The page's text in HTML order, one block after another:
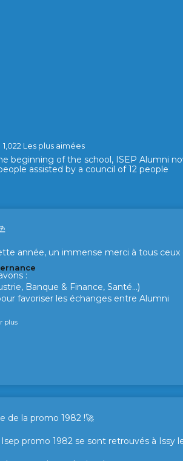
1,022 Les plus aimées
beginning of the school, ISEP Alumni
assisted by a council of 12 people
année, un immense merci à tous
:
Banque & Finance, Santé...)
favoriser les échanges entre Alumni
plus
de la promo 1982 !🚀
promo 1982 se sont retrouvés à Issy